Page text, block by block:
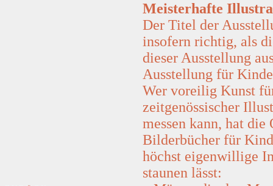
Meisterhafte
Der Titel der
insofern richtig, als
dieser Ausstellung
Ausstellung für
Wer voreilig Kunst
zeitgenössischer
messen kann, hat
Bilderbücher für
höchst eigenwillige
staunen lässt: